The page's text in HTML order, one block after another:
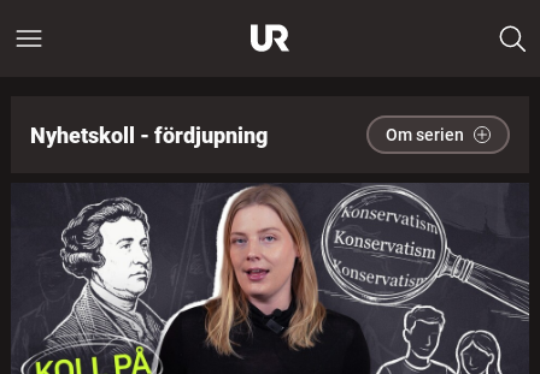
Nyhetskoll - fördjupning Om serien